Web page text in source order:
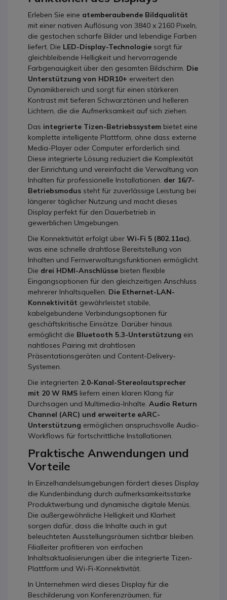
Erleben Sie eine atemberaubende Bildqualität
mit einer nativen Auflösung von 3840 x 2160 Pixeln,
die gestochen scharfe Bilder und lebendige Farben
liefert. Die LED-Display-Technologie sorgt für
gleichbleibende Helligkeit und hervorragende
Farbgenauigkeit über den gesamten Bildschirm. Die
Unterstützung von HDR10+ erweitert den
Dynamikbereich und sorgt für einen stärkeren
Kontrast mit tieferen Schwarztönen und helleren
Lichtern, die die Aufmerksamkeit auf sich ziehen.
Das integrierte Tizen-Betriebssystem bietet eine
komplette intelligente Plattform, ohne dass externe
Media-Player oder Computer erforderlich sind.
Diese integrierte Lösung reduziert die Komplexität
der Einrichtung und vereinfacht die Verwaltung von
Inhalten für professionelle Installationen. der 16/7-
Betriebsmodus steht für zuverlässige Leistung bei
längerer täglicher Nutzung und macht dieses
Display perfekt für den Dauerbetrieb in
gewerblichen Umgebungen.
Die Konnektivität erfolgt über Wi-Fi 5 (802.11ac),
was eine schnelle drahtlose Bereitstellung von
Inhalten und Fernverwaltungsfunktionen ermöglicht.
Die drei HDMI-Anschlüsse bieten flexible
Eingangsoptionen für den gleichzeitigen Anschluss
mehrerer Inhaltsquellen. Die Ethernet-LAN-
Konnektivität gewährleistet stabile,
kabelgebundene Verbindungsoptionen für
geschäftskritische Einsätze. Darüber hinaus
ermöglicht die Bluetooth 5.3-Unterstützung ein
nahtloses Pairing mit drahtlosen
Präsentationsgeräten und Content-Delivery-
Systemen.
Die integrierten 2.0-Kanal-Stereolautsprecher
mit 20 W RMS liefern einen klaren Klang für
Durchsagen und Multimedia-Inhalte. Audio Return
Channel (ARC) und erweiterte eARC-
Unterstützung ermöglichen anspruchsvolle Audio-
Workflows für fortschrittliche Installationen.
Praktische Anwendungen und
Vorteile
In Einzelhandelsumgebungen fördert dieses Display
die Kundenbindung durch aufmerksamkeitsstarke
Produktwerbung und dynamische digitale Menüs.
Die außergewöhnliche Helligkeit und Klarheit
sorgen dafür, dass die Inhalte auch in gut
beleuchteten Ausstellungsräumen sichtbar bleiben.
Filialleiter profitieren von einfachen
Inhaltsaktualisierungen über die integrierte Tizen-
Plattform und Wi-Fi-Konnektivität.
In Unternehmen wird dieses Display für die
Beschilderung von Konferenzräumen, für